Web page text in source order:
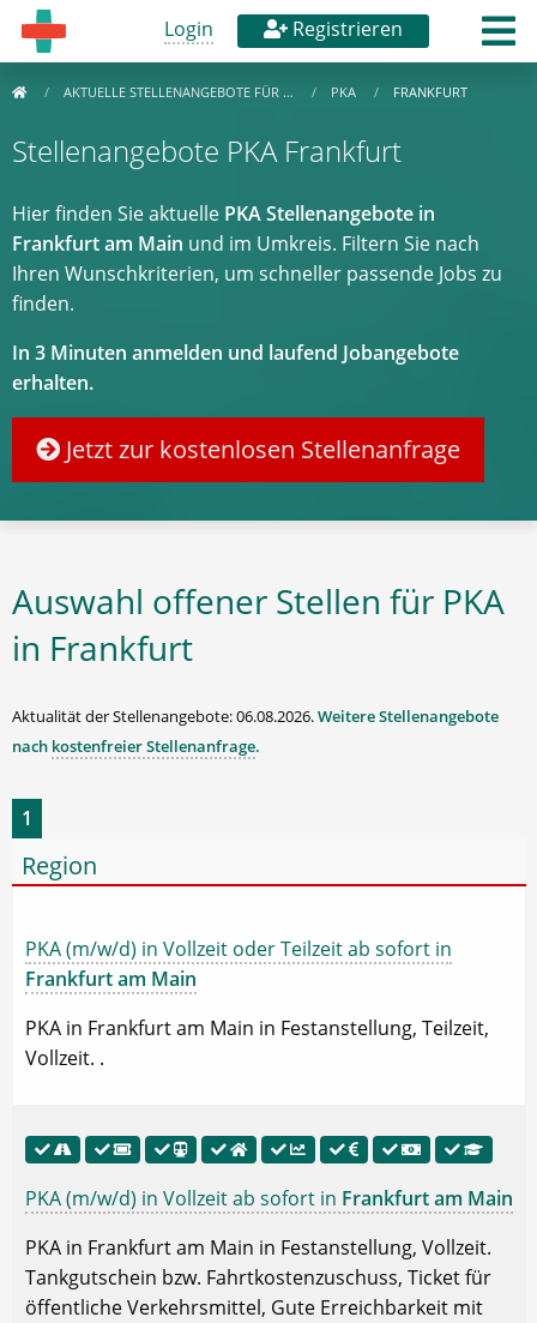
Login Registrieren
AKTUELLE STELLENANGEBOTE FÜR … PKA FRANKFURT
Stellenangebote PKA Frankfurt
Hier finden Sie aktuelle PKA Stellenangebote in
Frankfurt am Main und im Umkreis. Filtern Sie nach
Ihren Wunschkriterien, um schneller passende Jobs zu
finden.
In 3 Minuten anmelden und laufend Jobangebote
erhalten.
Jetzt zur kostenlosen Stellenanfrage
Auswahl offener Stellen für PKA
in Frankfurt
Aktualität der Stellenangebote: 06.08.2026.Weitere Stellenangebote
nach kostenfreier Stellenanfrage.
1
Region
PKA (m/w/d) in Vollzeit oder Teilzeit ab sofort in
Frankfurt am Main
PKA in Frankfurt am Main in Festanstellung, Teilzeit,
Vollzeit. .
PKA (m/w/d) in Vollzeit ab sofort in Frankfurt am Main
PKA in Frankfurt am Main in Festanstellung, Vollzeit.
Tankgutschein bzw. Fahrtkostenzuschuss, Ticket für
öffentliche Verkehrsmittel, Gute Erreichbarkeit mit